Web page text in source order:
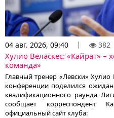
04 авг. 2026, 09:40 382
Хулио Веласкес: «Кайрат» –
команда»
Главный тренер «Левски» Хулио
конференции поделился
квалификационного раунда
сообщает корреспондент
официальный сайт клуба: